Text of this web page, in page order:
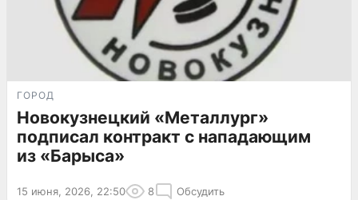
ГОРОД
Новокузнецкий «Металлург»
подписал контракт с нападающим
из «Барыса»
15 июня, 2026, 22:50 8 Обсудить